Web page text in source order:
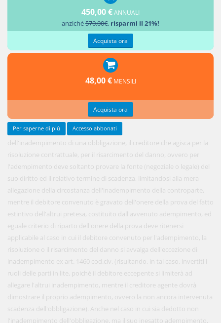
dell'inadempimento di una obbligazione, il creditore che agisca per la
risoluzione contrattuale, per il risarcimento del danno, ovvero per
l'adempimento deve soltanto provare la fonte (negoziale o legale) del
suo diritto ed il relativo termine di scadenza, limitandosi alla mera
allegazione della circostanza dell'inadempimento della controparte,
mentre il debitore convenuto è gravato dell'onere della prova del fatto
estintivo dell'altrui pretesa, costituito dall'avvenuto adempimento, ed
eguale criterio di riparto dell'onere della prova deve ritenersi
applicabile al caso in cui il debitore convenuto per l'adempimento, la
risoluzione o il risarcimento del danno si avvalga dell'eccezione di
inadempimento ex art. 1460 cod.civ. (risultando, in tal caso, invertiti i
ruoli delle parti in lite, poiché il debitore eccepente si limiterà ad
allegare l'altrui inadempimento, mentre il creditore agente dovrà
dimostrare il proprio adempimento, ovvero la non ancora intervenuta
scadenza dell'obbligazione). Anche nel caso in cui sia dedotto non
l'inadempimento dell'obbligazione, ma il suo inesatto adempimento,
450,00 €ANNUALI
anziché570.00€, risparmi il 21%!
Acquista ora
48,00 € MENSILI
Acquista ora
Per saperne di più Accesso abbonati